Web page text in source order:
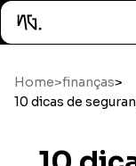
Home>finanças>
10 dicas de